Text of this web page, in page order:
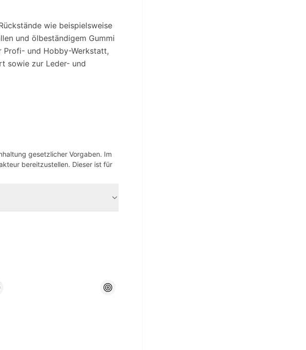
wie beispielsweise
und ölbeständigem Gummi
Profi- und Hobby-Werkstatt,
sowie zur Leder- und
gesetzlicher Vorgaben. Im
bereitzustellen. Dieser ist für